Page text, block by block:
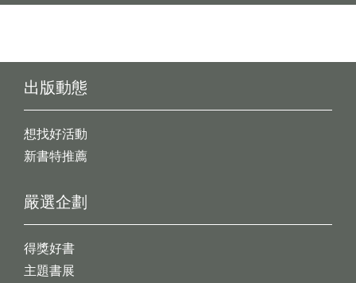
出版動態
想找好活動
新書特推薦
嚴選企劃
得獎好書
主題書展